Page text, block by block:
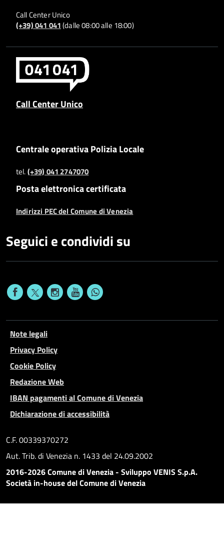
Call Center Unico
(+39) 041 041(dalle 08:00 alle 18:00)
Call Center Unico
Centrale operativa Polizia Locale
tel.(+39) 041 2747070
Posta elettronica certificata
Indirizzi PEC del Comune di Venezia
Seguici e condividi su
Note legali
Privacy Policy
Cookie Policy
Redazione Web
IBAN pagamenti al Comune di Venezia
Dichiarazione di accessibilità
C.F. 00339370272
Aut. Trib. di Venezia n. 1433 del 24.09.2002
2016-2026 Comune di Venezia - Sviluppo VENIS S.p.A.
Società in-house del Comune di Venezia